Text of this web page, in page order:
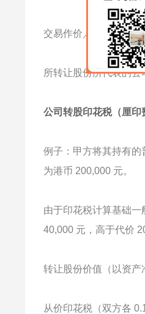
交易作价／对价（
所转让股份所代表的公
公司转股印花税（厘印
例子：甲方将其持有的
为港币 200,000 元。
由于印花税计算基础
40,000 元，高于代价
转让股份价值（以资产
从价印花税（双方各